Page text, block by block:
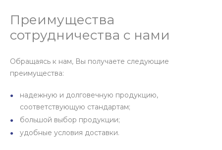
Преимущества
сотрудничества с нами
Обращаясь к нам, Вы получаете следующие
преимущества:
надежную и долговечную продукцию,
соответствующую стандартам;
большой выбор продукции;
удобные условия доставки.